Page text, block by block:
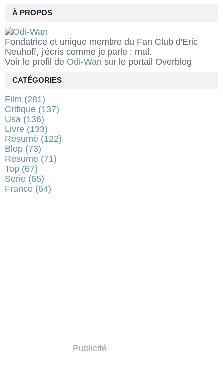
À PROPOS
Fondatrice et unique membre du Fan Club d'Eric
Neuhoff, j'écris comme je parle : mal.
Voir le profil de Odi-Wan sur le portail Overblog
CATÉGORIES
Film (281)
Critique (137)
Usa (136)
Livre (133)
Résumé (122)
Blop (73)
Resume (71)
Top (67)
Serie (65)
France (64)
Publicité